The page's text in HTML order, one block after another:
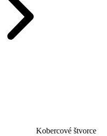
Kobercové štvorce